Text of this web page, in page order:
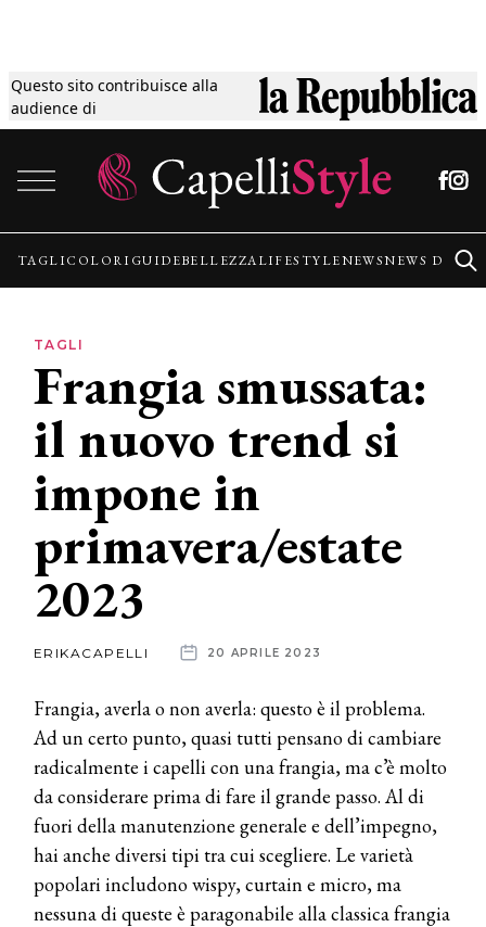
Questo sito contribuisce alla
audience di
Tagli
Colori
Guide
Lifestyle
News
News
dalle
aziende
TAGLICOLORI GUIDEBELLEZZALIFESTYLENEWSNEWS
TAGLI
Frangia smussata:
il nuovo trend si
impone in
primavera/estate
2023
ERIKACAPELLI 20 APRILE 2023
Frangia, averla o non averla: questo è il problema.
Ad un certo punto, quasi tutti pensano di cambiare
radicalmente i capelli con una frangia, ma c’è molto
da considerare prima di fare il grande passo. Al di
fuori della manutenzione generale e dell’impegno,
hai anche diversi tipi tra cui scegliere. Le varietà
popolari includono wispy, curtain e micro, ma
nessuna di queste è paragonabile alla classica frangia